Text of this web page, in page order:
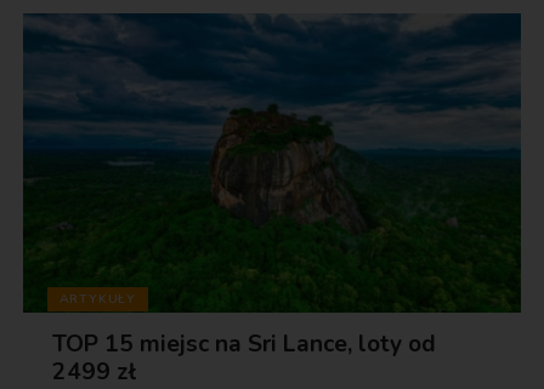
ARTYKUŁY
TOP 15 miejsc na Sri Lance, loty od
2499 zł